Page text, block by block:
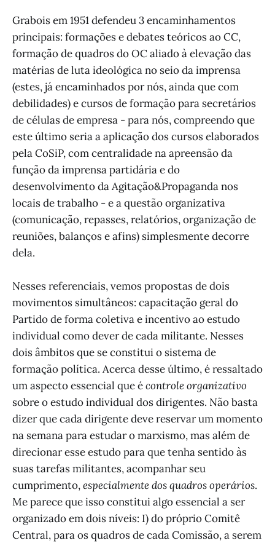
Grabois em 1951 defendeu 3 encaminhamentos
principais: formações e debates teóricos ao CC,
formação de quadros do OC aliado à elevação das
matérias de luta ideológica no seio da imprensa
(estes, já encaminhados por nós, ainda que com
debilidades) e cursos de formação para secretários
de células de empresa - para nós, compreendo que
este último seria a aplicação dos cursos elaborados
pela CoSiP, com centralidade na apreensão da
função da imprensa partidária e do
desenvolvimento da Agitação&Propaganda nos
locais de trabalho - e a questão organizativa
(comunicação, repasses, relatórios, organização de
reuniões, balanços e afins) simplesmente decorre
dela.
Nesses referenciais, vemos propostas de dois
movimentos simultâneos: capacitação geral do
Partido de forma coletiva e incentivo ao estudo
individual como dever de cada militante. Nesses
dois âmbitos que se constitui o sistema de
formação política. Acerca desse último, é ressaltado
um aspecto essencial que écontrole organizativo
sobre o estudo individual dos dirigentes. Não basta
dizer que cada dirigente deve reservar um momento
na semana para estudar o marxismo, mas além de
direcionar esse estudo para que tenha sentido às
suas tarefas militantes, acompanhar seu
cumprimento,especialmente dos quadros operários.
Me parece que isso constitui algo essencial a ser
organizado em dois níveis: I) do próprio Comitê
Central, para os quadros de cada Comissão, a serem